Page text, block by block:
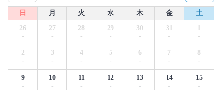
日 月 火 水 木 金
土
26
-
27
-
28
-
29
-
30
-
31
-
1
-
2
-
3
-
4
-
5
-
6
-
7
-
8
-
9
-
10
-
11
-
12
-
13
-
14
-
15
-